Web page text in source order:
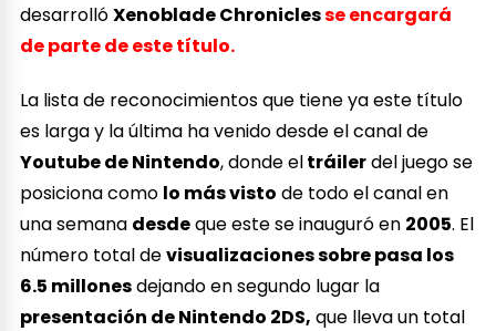
desarrollóXenoblade Chroniclesse encargará
de parte de este título.
La lista de reconocimientos que tiene ya este título
es larga y la última ha venido desde el canal de
Youtube de Nintendo, donde eltráilerdel juego se
posiciona como lo más visto de todo el canal en
una semana desdeque este se inauguró en 2005. El
número total devisualizaciones sobre pasa los
6.5 millonesdejando en segundo lugar la
presentación de Nintendo 2DS, que lleva un total